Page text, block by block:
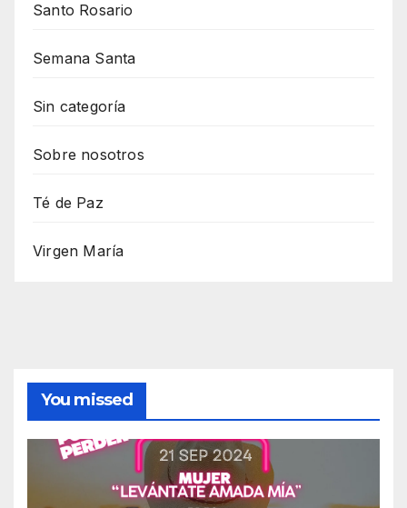
Santo Rosario
Semana Santa
Sin categoría
Sobre nosotros
Té de Paz
Virgen María
You missed